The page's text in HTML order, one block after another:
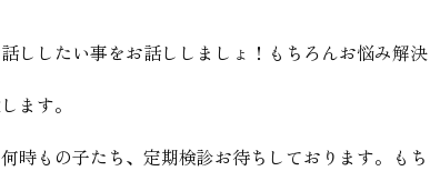
ししたい事をお話ししましょ！もちろんお悩み解決
ます。
時もの子たち、定期検診お待ちしております。も